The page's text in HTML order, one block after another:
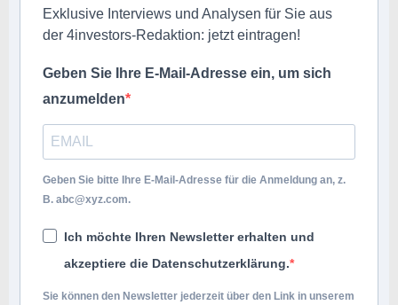
Exklusive Interviews und Analysen für Sie aus
der 4investors-Redaktion: jetzt eintragen!
Geben Sie Ihre E-Mail-Adresse ein, um sich
anzumelden
Geben Sie bitte Ihre E-Mail-Adresse für die Anmeldung an, z.
B. abc@xyz.com.
Ich möchte Ihren Newsletter erhalten und
akzeptiere die Datenschutzerklärung.
Sie können den Newsletter jederzeit über den Link in unserem